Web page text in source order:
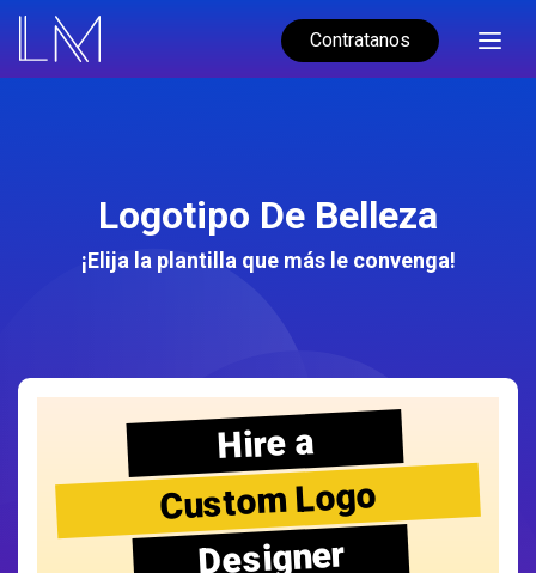
Contratanos
Logotipo De Belleza
¡Elija la plantilla que más le convenga!
Hire a
Custom Logo
Designer